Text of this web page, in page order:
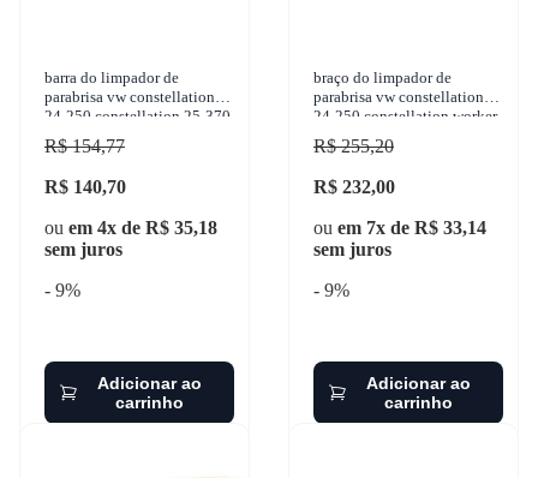
barra do limpador de
parabrisa vw constellation
24-250 constellation 25-370
tractor constellation
R$ 154,77
R$ 140,70
ou em 4x de R$ 35,18
sem juros
- 9%
Adicionar ao
carrinho
braço do limpador de
parabrisa vw constellation
24-250 constellation worker
13-180 cn worker 17-180
worker 24-22
R$ 255,20
R$ 232,00
ou em 7x de R$ 33,14
sem juros
- 9%
Adicionar ao
carrinho